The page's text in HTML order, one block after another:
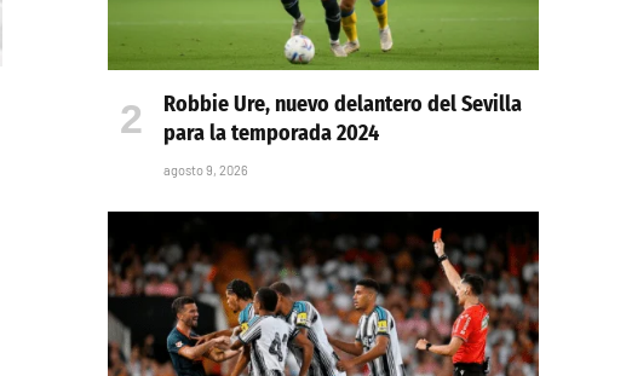
Robbie Ure, nuevo delantero del Sevilla
para la temporada 2024
agosto 9, 2026